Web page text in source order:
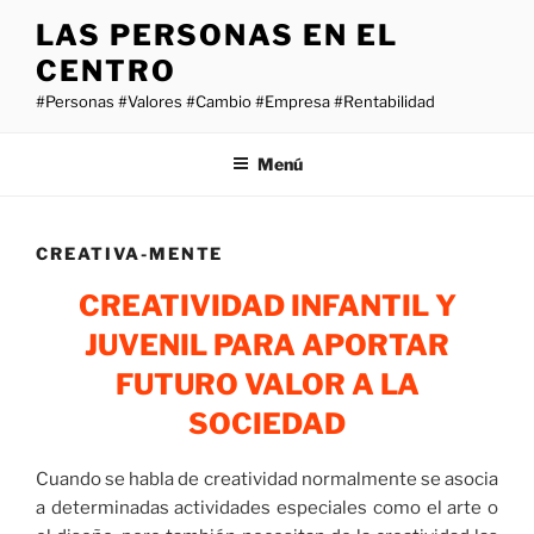
contenido
LAS PERSONAS EN EL
CENTRO
#Personas #Valores #Cambio #Empresa #Rentabilidad
Menú
CREATIVA-MENTE
CREATIVIDAD INFANTIL Y
JUVENIL PARA APORTAR
FUTURO VALOR A LA
SOCIEDAD
Cuando se habla de creatividad normalmente se asocia
a determinadas actividades especiales como el arte o